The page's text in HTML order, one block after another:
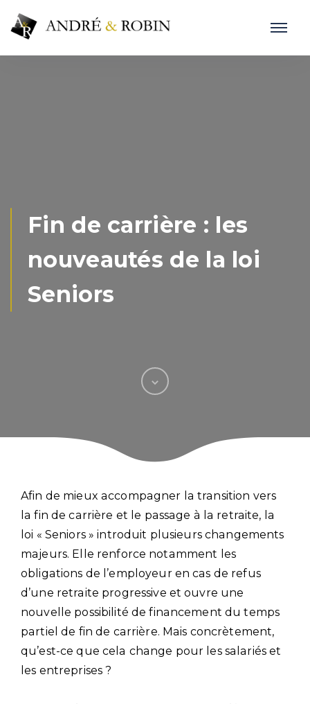
Fin de carrière : les
nouveautés de la loi
Seniors
Afin de mieux accompagner la transition vers
la fin de carrière et le passage à la retraite, la
loi « Seniors » introduit plusieurs changements
majeurs. Elle renforce notamment les
obligations de l’employeur en cas de refus
d’une retraite progressive et ouvre une
nouvelle possibilité de financement du temps
partiel de fin de carrière. Mais concrètement,
qu’est-ce que cela change pour les salariés et
les entreprises ?